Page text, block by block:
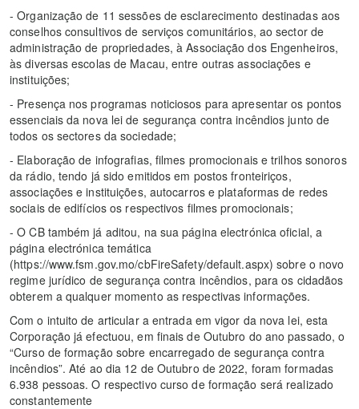
- Organização de 11 sessões de esclarecimento destinadas aos
conselhos consultivos de serviços comunitários, ao sector de
administração de propriedades, à Associação dos Engenheiros,
às diversas escolas de Macau, entre outras associações e
instituições;
- Presença nos programas noticiosos para apresentar os pontos
essenciais da nova lei de segurança contra incêndios junto de
todos os sectores da sociedade;
- Elaboração de infografias, filmes promocionais e trilhos sonoros
da rádio, tendo já sido emitidos em postos fronteiriços,
associações e instituições, autocarros e plataformas de redes
sociais de edifícios os respectivos filmes promocionais;
- O CB também já aditou, na sua página electrónica oficial, a
página electrónica temática
(https://www.fsm.gov.mo/cbFireSafety/default.aspx) sobre o novo
regime jurídico de segurança contra incêndios, para os cidadãos
obterem a qualquer momento as respectivas informações.
Com o intuito de articular a entrada em vigor da nova lei, esta
Corporação já efectuou, em finais de Outubro do ano passado, o
“Curso de formação sobre encarregado de segurança contra
incêndios”. Até ao dia 12 de Outubro de 2022, foram formadas
6.938 pessoas. O respectivo curso de formação será realizado
constantemente